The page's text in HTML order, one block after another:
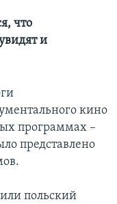
что
и
кино
программах –
представлено
польский